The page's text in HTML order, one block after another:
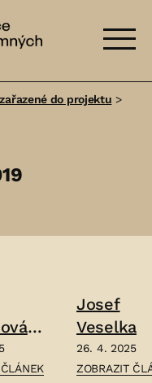
do projektu >
Josef
Veselka
26. 4. 2025
ČLÁNEK:
ZOBRAZIT